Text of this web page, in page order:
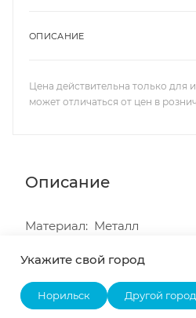
ОПИСАНИЕ
Цена действительна только для
может отличаться от цен в
Описание
Материал: Металл
Наличие
Укажите свой город
Норильск Другой